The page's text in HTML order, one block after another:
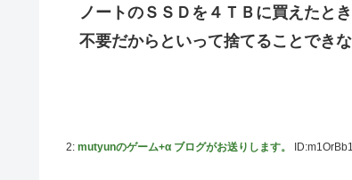
【ガンダムＷ】あのメンツのなかでは比較的常識
【デレマス】 凛「なにこれ、蒼穹のファフナー
ノートのＳＳＤを４ＴＢに買えたと
不要だからといって捨てることでき
2: mutyunのゲーム+α ブログがお送りします。